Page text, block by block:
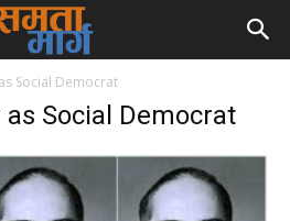
Social Democrat
Social Democrat